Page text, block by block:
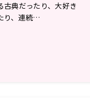
古典だったり、大好き
り、連続…